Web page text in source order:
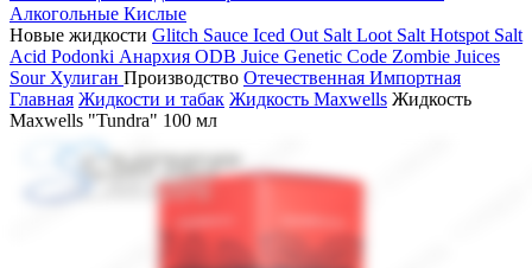
Алкогольные Кислые
Новые жидкости Glitch Sauce Iced Out Salt Loot Salt Hotspot Salt
Acid Podonki Анархия ODB Juice Genetic Code Zombie Juices
Sour Хулиган Производство Отечественная Импортная
Главная Жидкости и табак Жидкость Maxwells Жидкость
Maxwells "Tundra" 100 мл